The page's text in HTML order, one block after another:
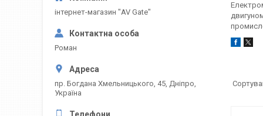
інтернет-магазин "AV Gate"
Роман
пр. Богдана Хмельницького, 45, Дніпро,
Україна